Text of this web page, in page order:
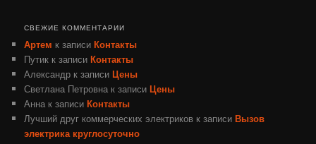
СВЕЖИЕ КОММЕНТАРИИ
Артем к записиКонтакты
Путик к записиКонтакты
Александр к записиЦены
Светлана Петровна к записиЦены
Анна к записиКонтакты
Лучший друг коммерческих электриков к записиВызов
электрика круглосуточно